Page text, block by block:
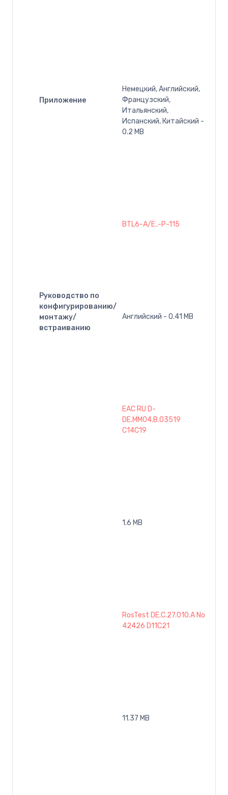
Приложение
Немецкий, Английский,
Французский,
Итальянский,
Испанский, Китайский -
0.2 MB
Руководство по
конфигурированию/
монтажу/
встраиванию
BTL6-A/E..-P-115
Английский - 0.41 MB
EAC RU D-
DE.MM04.B.03519
C14C19
1.6 MB
RosTest DE.C.27.010.A No
42426 D11C21
11.37 MB